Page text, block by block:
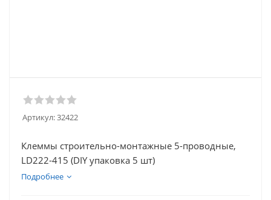
Артикул:32422
Клеммы строительно-монтажные 5-проводные,
LD222-415 (DIY упаковка 5 шт)
Подробнее